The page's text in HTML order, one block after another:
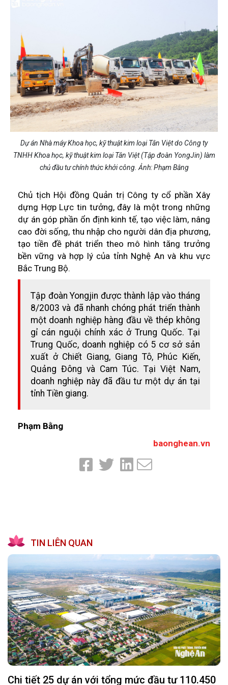
Dự án Nhà máy Khoa học, kỹ thuật kim loại Tân Việt do Công ty
TNHH Khoa học, kỹ thuật kim loại Tân Việt (Tập đoàn YongJin) làm
chủ đầu tư chính thức khởi công. Ảnh: Phạm Bằng
Chủ tịch Hội đồng Quản trị Công ty cổ phần Xây
dựng Hợp Lực tin tưởng, đây là một trong những
dự án góp phần ổn định kinh tế, tạo việc làm, nâng
cao đời sống, thu nhập cho người dân địa phương,
tạo tiền đề phát triển theo mô hình tăng trưởng
bền vững và hợp lý của tỉnh Nghệ An và khu vực
Bắc Trung Bộ.
Tập đoàn Yongjin được thành lập vào tháng
8/2003 và đã nhanh chóng phát triển thành
một doanh nghiệp hàng đầu về thép không
gỉ cán nguội chính xác ở Trung Quốc. Tại
Trung Quốc, doanh nghiệp có 5 cơ sở sản
xuất ở Chiết Giang, Giang Tô, Phúc Kiến,
Quảng Đông và Cam Túc. Tại Việt Nam,
doanh nghiệp này đã đầu tư một dự án tại
tỉnh Tiền giang.
Phạm Bằng
baonghean.vn
TIN LIÊN QUAN
Chi tiết 25 dự án với tổng mức đầu tư 110.450